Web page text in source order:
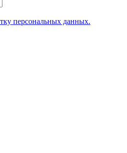
персональных данных.